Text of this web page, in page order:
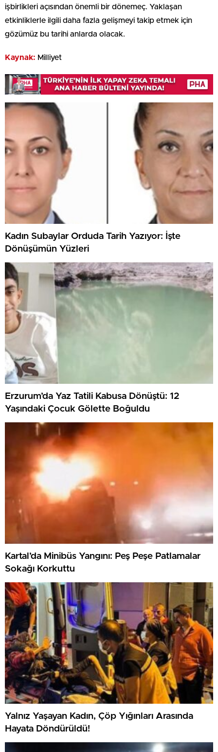
işbirlikleri açısından önemli bir dönemeç. Yaklaşan
etkinliklerle ilgili daha fazla gelişmeyi takip etmek için
gözümüz bu tarihi anlarda olacak.
Kaynak: Milliyet
Kadın Subaylar Orduda Tarih Yazıyor: İşte
Dönüşümün Yüzleri
Erzurum’da Yaz Tatili Kabusa Dönüştü: 12
Yaşındaki Çocuk Gölette Boğuldu
Kartal’da Minibüs Yangını: Peş Peşe Patlamalar
Sokağı Korkuttu
Yalnız Yaşayan Kadın, Çöp Yığınları Arasında
Hayata Döndürüldü!